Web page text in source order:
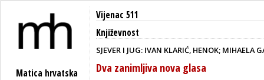
Matica hrvatska
Vijenac 511
Književnost
SJEVER I JUG: IVAN KLARIĆ, HENOK; MIHAELA
Dva zanimljiva nova glasa